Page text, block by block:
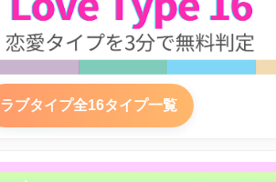
ラブタイプ全16タイプ一覧